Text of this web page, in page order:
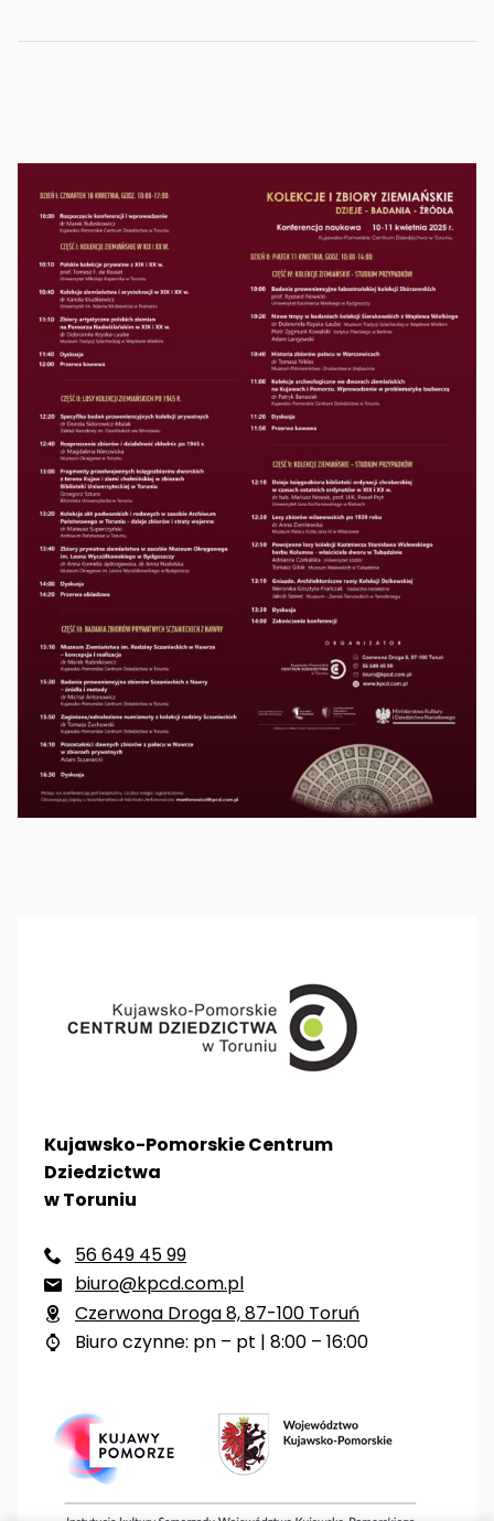
Kujawsko-Pomorskie Centrum
Dziedzictwa
w Toruniu
 56 649 45 99
 biuro@kpcd.com.pl
 Czerwona Droga 8, 87-100 Toruń
 Biuro czynne: pn – pt | 8:00 – 16:00